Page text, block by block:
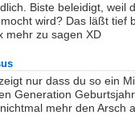
Biste beleidigt, weil
wird? Das läßt tief
mehr zu sagen XD
nur dass du so ein
Generation
mehr den Arsch